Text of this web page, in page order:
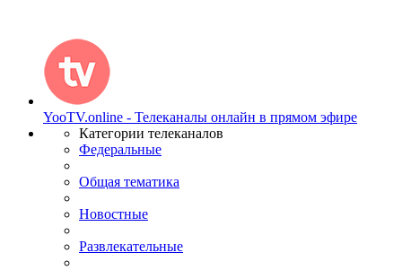
YooTV.online - Телеканалы онлайн в прямом эфире
Категории телеканалов
Федеральные
Общая тематика
Новостные
Развлекательные